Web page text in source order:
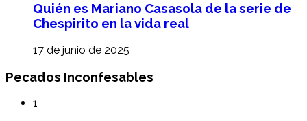
Quién es Mariano Casasola de la serie de
Chespirito en la vida real
17 de junio de 2025
Pecados Inconfesables
1